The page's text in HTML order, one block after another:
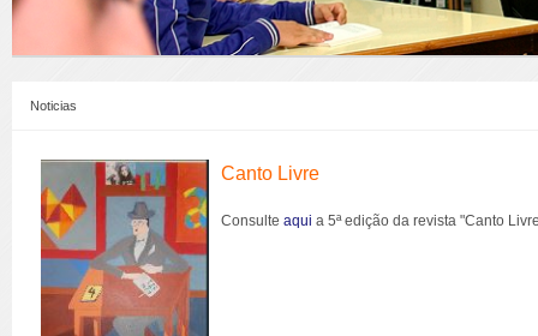
Noticias
Canto Livre
Consulteaqui a 5ª edição da revista "Canto